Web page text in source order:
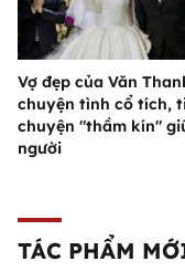
Vợ đẹp của Văn
chuyện tình cổ tích,
chuyện "thầm kín"
người
TÁC PHẨM